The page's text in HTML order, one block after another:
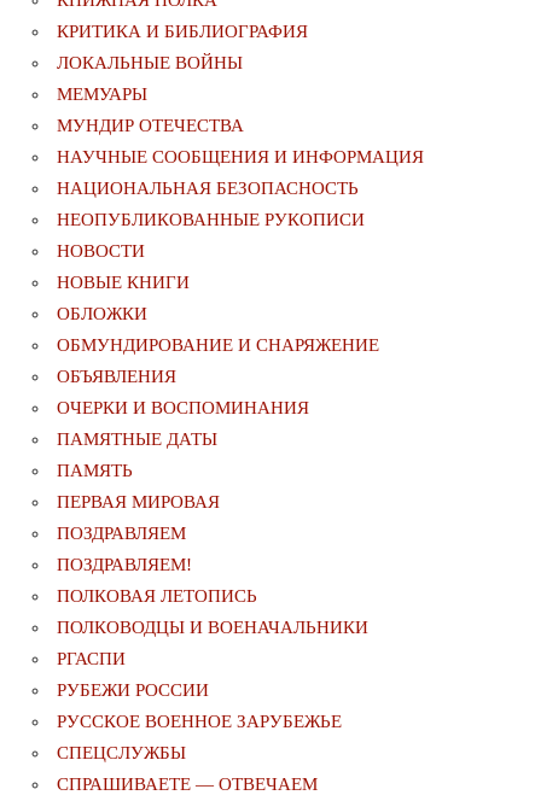
КРИТИКА И БИБЛИОГРАФИЯ
ЛОКАЛЬНЫЕ ВОЙНЫ
МЕМУАРЫ
МУНДИР ОТЕЧЕСТВА
НАУЧНЫЕ СООБЩЕНИЯ И ИНФОРМАЦИЯ
НАЦИОНАЛЬНАЯ БЕЗОПАСНОСТЬ
НЕОПУБЛИКОВАННЫЕ РУКОПИСИ
НОВОСТИ
НОВЫЕ КНИГИ
ОБЛОЖКИ
ОБМУНДИРОВАНИЕ И СНАРЯЖЕНИЕ
ОБЪЯВЛЕНИЯ
ОЧЕРКИ И ВОСПОМИНАНИЯ
ПАМЯТНЫЕ ДАТЫ
ПАМЯТЬ
ПЕРВАЯ МИРОВАЯ
ПОЗДРАВЛЯЕМ
ПОЗДРАВЛЯЕМ!
ПОЛКОВАЯ ЛЕТОПИСЬ
ПОЛКОВОДЦЫ И ВОЕНАЧАЛЬНИКИ
РГАСПИ
РУБЕЖИ РОССИИ
РУССКОЕ ВОЕННОЕ ЗАРУБЕЖЬЕ
СПЕЦСЛУЖБЫ
СПРАШИВАЕТЕ — ОТВЕЧАЕМ